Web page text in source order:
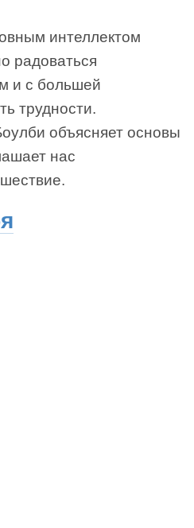
интеллектом
радоваться
и с большей
трудности.
объясняет основы
нас